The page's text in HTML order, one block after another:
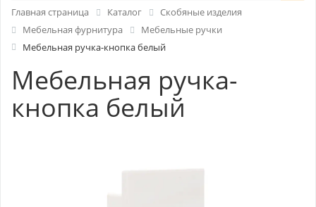
Главная страница Каталог
Скобяные изделия
Мебельная фурнитура
Мебельные ручки
Мебельная ручка-кнопка белый
Мебельная ручка-
кнопка белый